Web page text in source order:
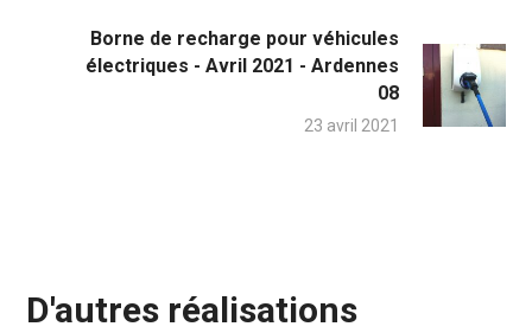
Borne de recharge pour véhicules
électriques - Avril 2021 - Ardennes
08
23 avril 2021
D'autres réalisations